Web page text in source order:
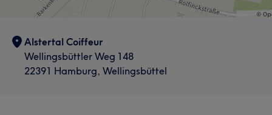
Alstertal Coiffeur
Wellingsbüttler Weg 148
22391 Hamburg, Wellingsbüttel